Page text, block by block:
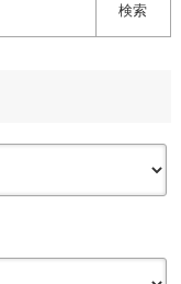
検索